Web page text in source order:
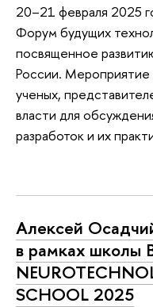
20–21 февраля 2025
Форум будущих
посвященное
России. Мероприятие
ученых,
власти для
разработок и их
Алексей
в рамках школы
SCHOOL 2025